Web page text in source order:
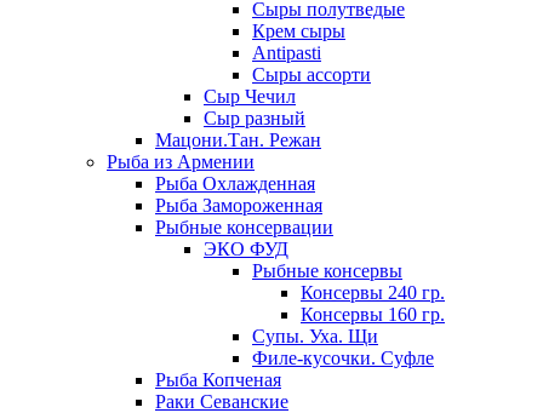
Сыры полутведые
Крем сыры
Antipasti
Сыры ассорти
Сыр Чечил
Сыр разный
Мацони.Тан. Режан
Рыба из Армении
Рыба Охлажденная
Рыба Замороженная
Рыбные консервации
ЭКО ФУД
Рыбные консервы
Консервы 240 гр.
Консервы 160 гр.
Супы. Уха. Щи
Филе-кусочки. Суфле
Рыба Копченая
Раки Севанские